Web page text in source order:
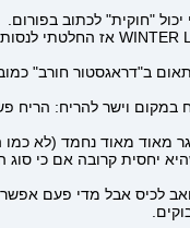
"חוקית" לכתוב בפורום.
ב"דראגסטור חורב" כמובן
במקום וישר להריח: הריח
מאוד מאוד נחמד (לא כמו
יחסית קרובה אם כי